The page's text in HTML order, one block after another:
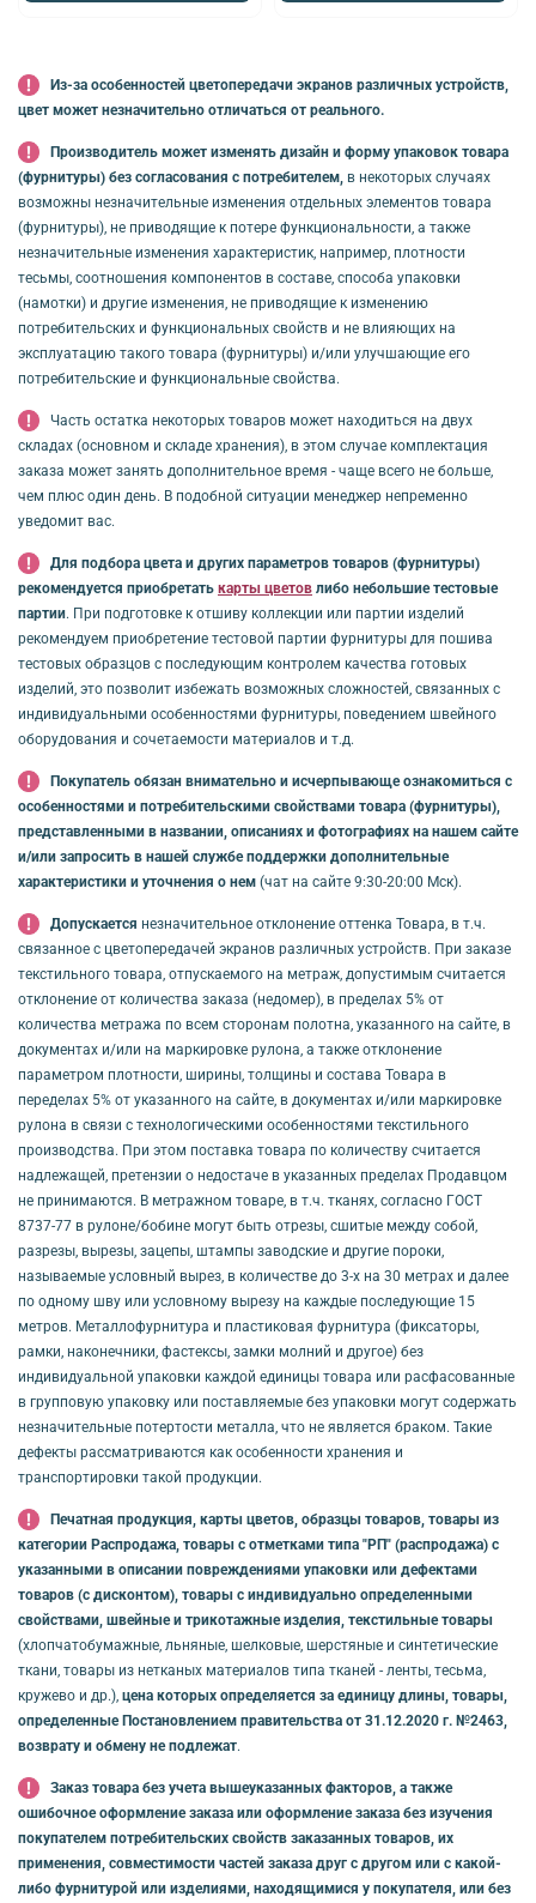
Из-за особенностей цветопередачи экранов различных устройств,
цвет может незначительно отличаться от реального.
Производитель может изменять дизайн и форму упаковок товара
(фурнитуры) без согласования с потребителем, в некоторых случаях
возможны незначительные изменения отдельных элементов товара
(фурнитуры), не приводящие к потере функциональности, а также
незначительные изменения характеристик, например, плотности
тесьмы, соотношения компонентов в составе, способа упаковки
(намотки) и другие изменения, не приводящие к изменению
потребительских и функциональных свойств и не влияющих на
эксплуатацию такого товара (фурнитуры) и/или улучшающие его
потребительские и функциональные свойства.
Часть остатка некоторых товаров может находиться на двух
складах (основном и складе хранения), в этом случае комплектация
заказа может занять дополнительное время - чаще всего не больше,
чем плюс один день. В подобной ситуации менеджер непременно
уведомит вас.
Для подбора цвета и других параметров товаров (фурнитуры)
рекомендуется приобретать карты цветов либо небольшие тестовые
партии. При подготовке к отшиву коллекции или партии изделий
рекомендуем приобретение тестовой партии фурнитуры для пошива
тестовых образцов с последующим контролем качества готовых
изделий, это позволит избежать возможных сложностей, связанных с
индивидуальными особенностями фурнитуры, поведением швейного
оборудования и сочетаемости материалов и т.д.
Покупатель обязан внимательно и исчерпывающе ознакомиться с
особенностями и потребительскими свойствами товара (фурнитуры),
представленными в названии, описаниях и фотографиях на нашем сайте
и/или запросить в нашей службе поддержки дополнительные
характеристики и уточнения о нем (чат на сайте 9:30-20:00 Мск).
Допускается незначительное отклонение оттенка Товара, в т.ч.
связанное с цветопередачей экранов различных устройств. При заказе
текстильного товара, отпускаемого на метраж, допустимым считается
отклонение от количества заказа (недомер), в пределах 5% от
количества метража по всем сторонам полотна, указанного на сайте, в
документах и/или на маркировке рулона, а также отклонение
параметром плотности, ширины, толщины и состава Товара в
переделах 5% от указанного на сайте, в документах и/или маркировке
рулона в связи с технологическими особенностями текстильного
производства. При этом поставка товара по количеству считается
надлежащей, претензии о недостаче в указанных пределах Продавцом
не принимаются. В метражном товаре, в т.ч. тканях, согласно ГОСТ
8737-77 в рулоне/бобине могут быть отрезы, сшитые между собой,
разрезы, вырезы, зацепы, штампы заводские и другие пороки,
называемые условный вырез, в количестве до 3-х на 30 метрах и далее
по одному шву или условному вырезу на каждые последующие 15
метров. Металлофурнитура и пластиковая фурнитура (фиксаторы,
рамки, наконечники, фастексы, замки молний и другое) без
индивидуальной упаковки каждой единицы товара или расфасованные
в групповую упаковку или поставляемые без упаковки могут содержать
незначительные потертости металла, что не является браком. Такие
дефекты рассматриваются как особенности хранения и
транспортировки такой продукции.
Печатная продукция, карты цветов, образцы товаров, товары из
категории Распродажа, товары с отметками типа "РП" (распродажа) с
указанными в описании повреждениями упаковки или дефектами
товаров (с дисконтом), товары с индивидуально определенными
свойствами, швейные и трикотажные изделия, текстильные товары
(хлопчатобумажные, льняные, шелковые, шерстяные и синтетические
ткани, товары из нетканых материалов типа тканей - ленты, тесьма,
кружево и др.), цена которых определяется за единицу длины, товары,
определенные Постановлением правительства от 31.12.2020 г. №2463,
возврату и обмену не подлежат.
Заказ товара без учета вышеуказанных факторов, а также
ошибочное оформление заказа или оформление заказа без изучения
покупателем потребительских свойств заказанных товаров, их
применения, совместимости частей заказа друг с другом или с какой-
либо фурнитурой или изделиями, находящимися у покупателя, или без